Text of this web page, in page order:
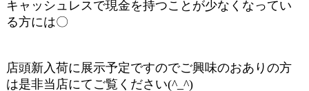
キャッシュレスで現金を持つことが少なくなってい
る方には〇
店頭新入荷に展示予定ですのでご興味のおありの方
は是非当店にてご覧ください(^_^)